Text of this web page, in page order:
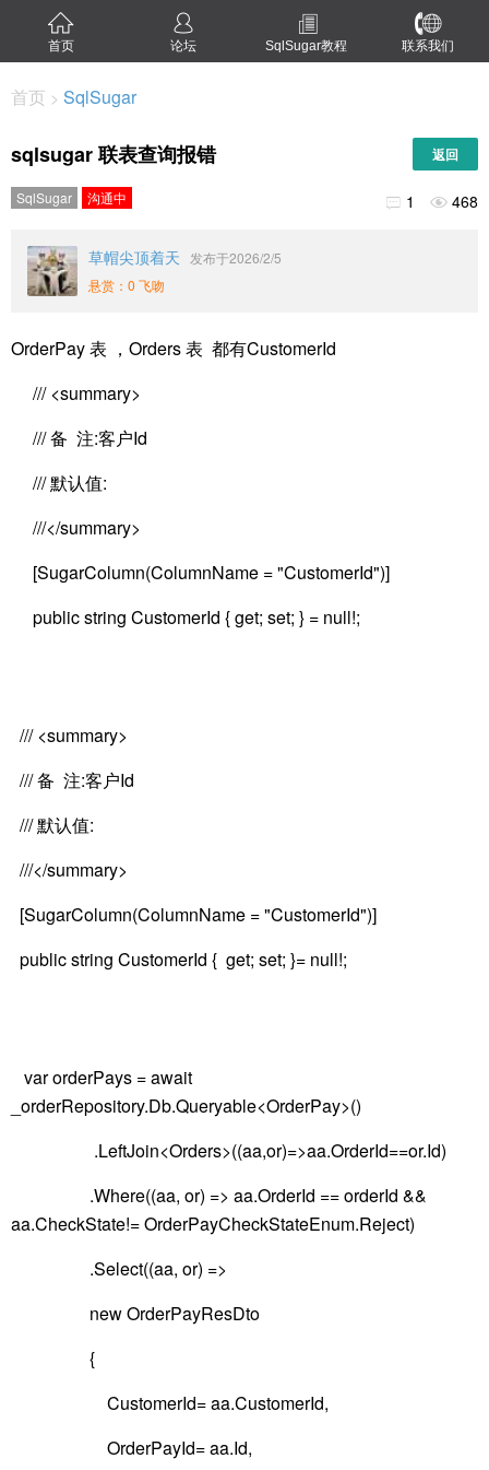
首页 论坛 SqlSugar教程 联系我们
首页 > SqlSugar
sqlsugar 联表查询报错 返回
SqlSugar 沟通中  1  468
草帽尖顶着天
发布于2026/2/5
悬赏：0 飞吻
OrderPay 表 ，Orders 表 都有CustomerId
/// <summary>
/// 备 注:客户Id
/// 默认值:
///</summary>
[SugarColumn(ColumnName = "CustomerId")]
public string CustomerId { get; set; } = null!;
/// <summary>
/// 备 注:客户Id
/// 默认值:
///</summary>
[SugarColumn(ColumnName = "CustomerId")]
public string CustomerId { get; set; }= null!;
var orderPays = await
_orderRepository.Db.Queryable<OrderPay>()
.LeftJoin<Orders>((aa,or)=>aa.OrderId==or.Id)
.Where((aa, or) => aa.OrderId == orderId &&
aa.CheckState!= OrderPayCheckStateEnum.Reject)
.Select((aa, or) =>
new OrderPayResDto
{
CustomerId= aa.CustomerId,
OrderPayId= aa.Id,